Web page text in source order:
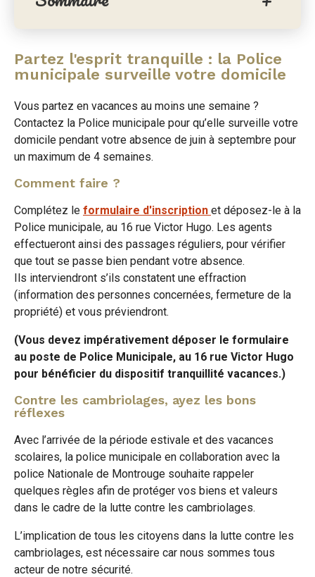
mail
Partez l'esprit tranquille : la Police
municipale surveille votre domicile
Vous partez en vacances au moins une semaine ?
Contactez la Police municipale pour qu’elle surveille votre
domicile pendant votre absence de juin à septembre pour
un maximum de 4 semaines.
Comment faire ?
Complétez le formulaire d'inscription et déposez-le à la
Police municipale, au 16 rue Victor Hugo. Les agents
effectueront ainsi des passages réguliers, pour vérifier
que tout se passe bien pendant votre absence.
Ils interviendront s’ils constatent une effraction
(information des personnes concernées, fermeture de la
propriété) et vous préviendront.
(Vous devez impérativement déposer le formulaire
au poste de Police Municipale, au 16 rue Victor Hugo
pour bénéficier du dispositif tranquillité vacances.)
Contre les cambriolages, ayez les bons
réflexes
Avec l’arrivée de la période estivale et des vacances
scolaires, la police municipale en collaboration avec la
police Nationale de Montrouge souhaite rappeler
quelques règles afin de protéger vos biens et valeurs
dans le cadre de la lutte contre les cambriolages.
L’implication de tous les citoyens dans la lutte contre les
cambriolages, est nécessaire car nous sommes tous
acteur de notre sécurité.